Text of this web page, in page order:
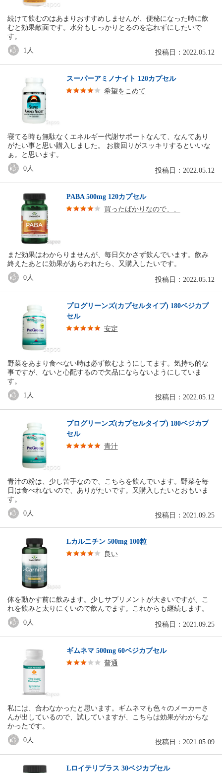
続けて飲むのはあまりおすすめしませんが、便秘になった時に飲
むと効果敵面です。水分もしっかりとるのを忘れずにしたいで
す。
投稿日：2022.05.12
1 人
スーパーアミノナイト 120カプセル
希望をこめて
寝てる時も無駄なくエネルギー代謝サポートなんて、なんてあり
がたい事と思い購入しました。 お腹回りがスッキリするといいな
ぁ。と思います。
投稿日：2022.05.12
0 人
PABA 500mg 120カプセル
買ったばかりなので、、
まだ効果はわからりませんが、毎日欠かさず飲んでいます。飲み
終えたあとに効果があらわれたら、又購入したいです。
投稿日：2022.05.12
0 人
プログリーンズ(カプセルタイプ) 180ベジカプ
セル
安定
野菜をあまり食べない時は必ず飲むようにしてます。気持ち的な
事ですが、ないと心配するので欠品にならないようにしていま
す。
投稿日：2022.05.12
1 人
プログリーンズ(カプセルタイプ) 180ベジカプ
セル
青汁
青汁の粉は、少し苦手なので、こちらを飲んでいます。野菜を毎
日は食べれないので、ありがたいです。又購入したいとおもいま
す。
投稿日：2021.09.25
0人
Lカルニチン 500mg 100粒
良い
体を動かす前に飲みます。少しサプリメントが大きいですが、こ
れを飲みと太りにくいので飲んでます。これからも継続します。
投稿日：2021.09.25
0 人
ギムネマ 500mg 60ベジカプセル
普通
私には、合わなかったと思います。ギムネマも色々のメーカーさ
んが出しているので、試していますが、こちらは効果がわからな
かったです。
投稿日：2021.05.09
0人
Lロイテリプラス 30ベジカプセル